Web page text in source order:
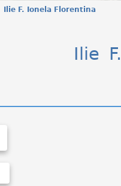
Ilie F. Ionela Florentina
Ilie